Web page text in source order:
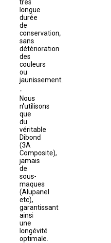
très
longue
durée
de
conservation,
sans
détérioration
des
couleurs
ou
jaunissement.
Nous
n'utilisons
que
du
véritable
Dibond
(3A
Composite),
jamais
de
sous-
maques
(Alupanel
etc),
garantissant
ainsi
une
longévité
optimale.